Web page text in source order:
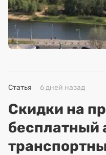
Статья 6 дней назад
Скидки на
бесплатный